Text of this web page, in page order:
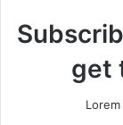
get